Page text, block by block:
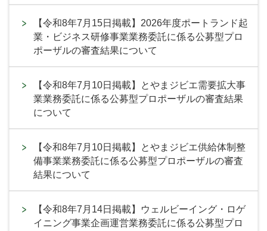
【令和8年7月15日掲載】2026年度ポートランド起
業・ビジネス研修事業業務委託に係る公募型プロ
ポーザルの審査結果について
【令和8年7月10日掲載】とやまジビエ需要拡大事
業業務委託に係る公募型プロポーザルの審査結果
について
【令和8年7月10日掲載】とやまジビエ供給体制整
備事業業務委託に係る公募型プロポーザルの審査
結果について
【令和8年7月14日掲載】ウェルビーイング・ロゲ
イニング事業企画運営業務委託に係る公募型プロ